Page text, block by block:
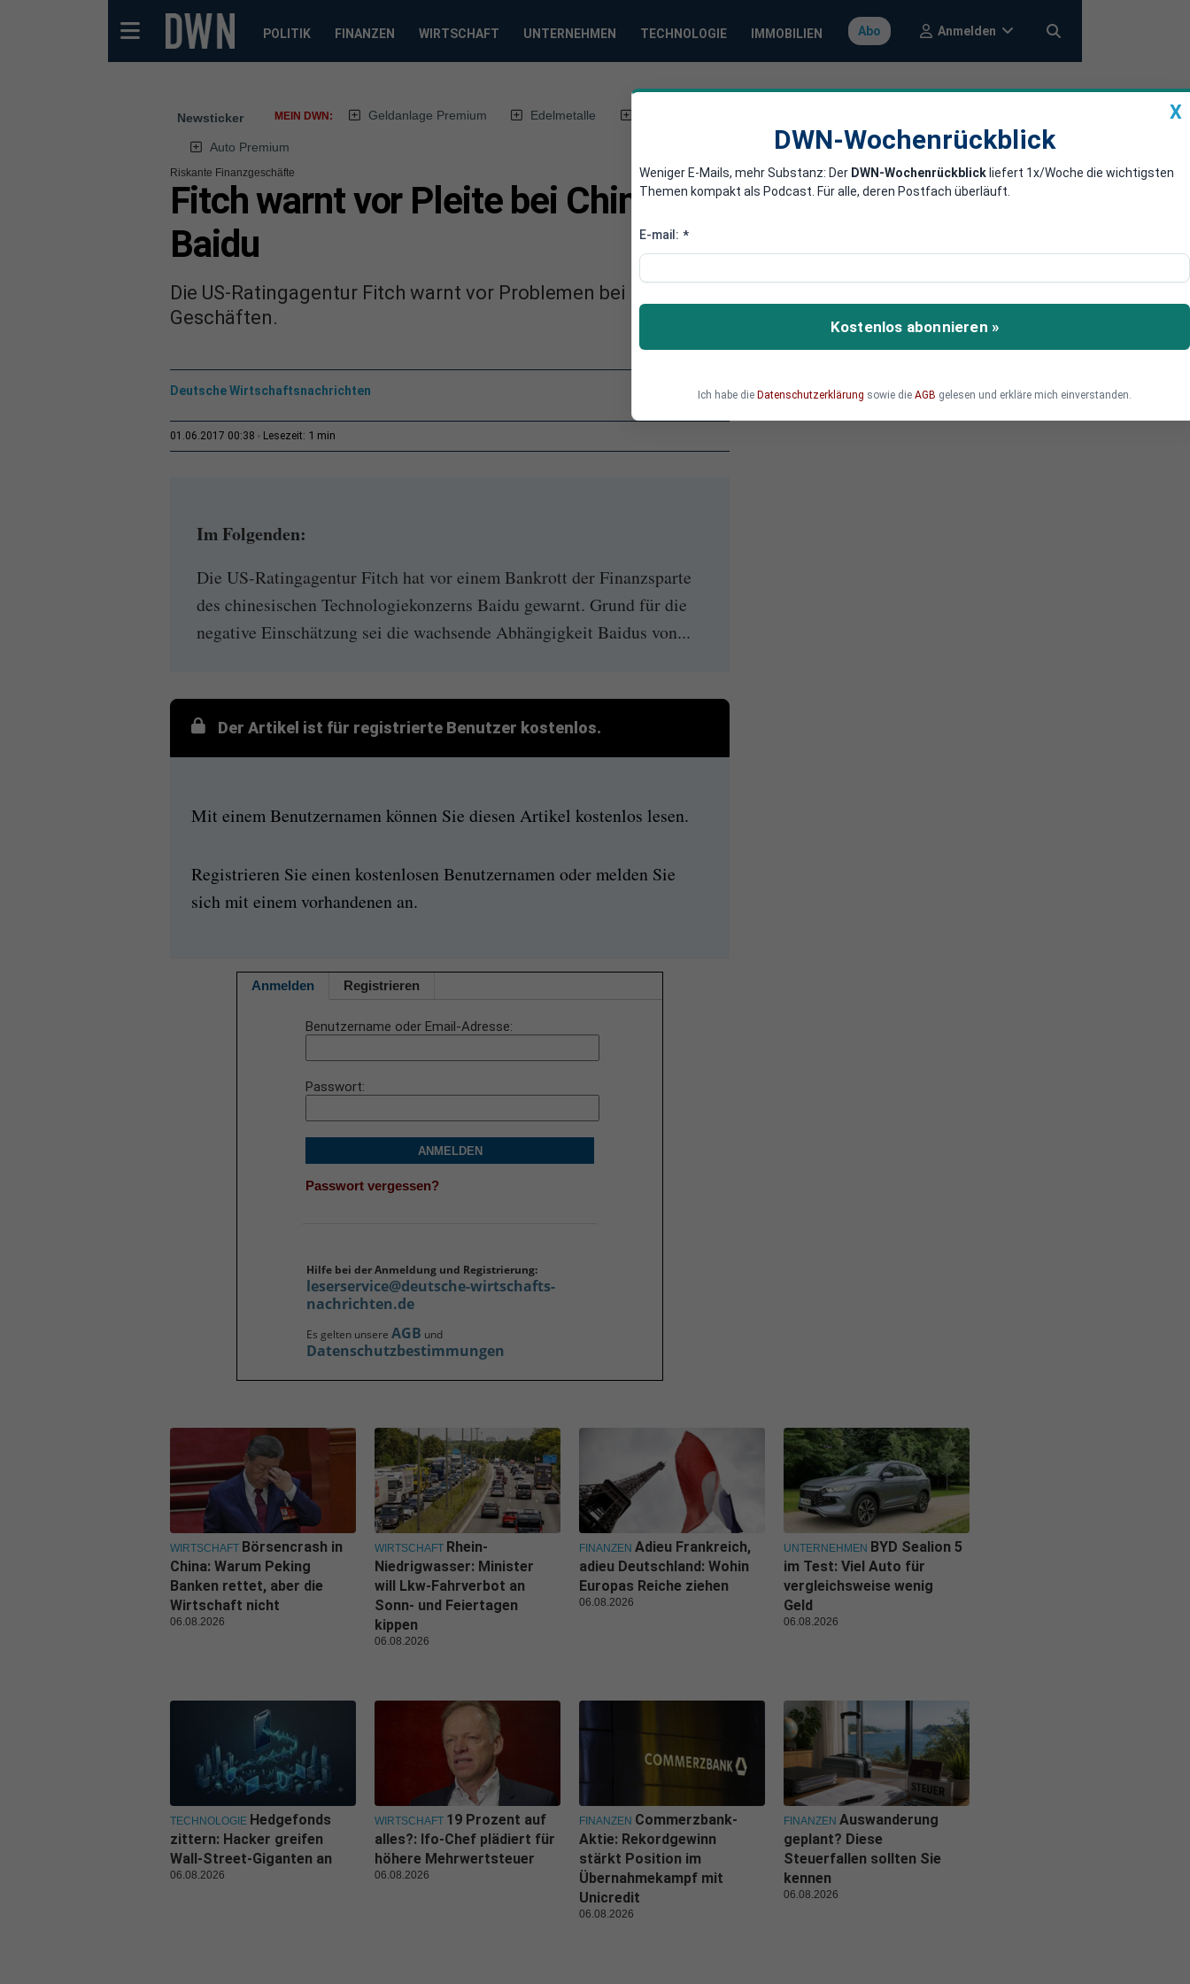
POLITIK FINANZEN WIRTSCHAFT UNTERNEHMEN TECHNOLOGIE IMMOBILIEN Abo Anmelden
Newsticker MEIN DWN: Geldanlage Premium Edelmetalle
Auto Premium
Riskante Finanzgeschäfte
Fitch warnt vor Pleite bei Chinas Technologie-Gigant
Baidu
Die US-Ratingagentur Fitch warnt vor Problemen bei Baidu in Zusammenhang mit Schattenbank-
Geschäften.
Deutsche Wirtschaftsnachrichten
01.06.2017 00:38 Lesezeit: 1 min
Im Folgenden:
Die US-Ratingagentur Fitch hat vor einem Bankrott der Finanzsparte
des chinesischen Technologiekonzerns Baidu gewarnt. Grund für die
negative Einschätzung sei die wachsende Abhängigkeit Baidus von...
Der Artikel ist für registrierte Benutzer kostenlos.
Mit einem Benutzernamen können Sie diesen Artikel kostenlos lesen.
Registrieren Sie einen kostenlosen Benutzernamen oder melden Sie
sich mit einem vorhandenen an.
Anmelden Registrieren
Benutzername oder Email-Adresse
Passwort
ANMELDEN
Passwort vergessen?
Hilfe bei der Anmeldung und Registrierung:
leserservice@deutsche-wirtschafts-
nachrichten.de
Es gelten unsere AGB und
Datenschutzbestimmungen
X
DWN-Wochenrückblick
Weniger E-Mails, mehr Substanz: Der DWN-Wochenrückblick liefert 1x/Woche die wichtigsten
Themen kompakt als Podcast. Für alle, deren Postfach überläuft.
E-mail: *
Kostenlos abonnieren »
Ich habe die Datenschutzerklärung sowie die AGB gelesen und erkläre mich einverstanden.
WIRTSCHAFT Börsencrash in
China: Warum Peking
Banken rettet, aber die
Wirtschaft nicht
06.08.2026
WIRTSCHAFT Rhein-
Niedrigwasser: Minister
will Lkw-Fahrverbot an
Sonn- und Feiertagen
kippen
06.08.2026
FINANZEN Adieu Frankreich,
adieu Deutschland: Wohin
Europas Reiche ziehen
06.08.2026
UNTERNEHMEN BYD Sealion 5
im Test: Viel Auto für
vergleichsweise wenig
Geld
06.08.2026
TECHNOLOGIE Hedgefonds
zittern: Hacker greifen
Wall-Street-Giganten an
06.08.2026
WIRTSCHAFT 19 Prozent auf
alles?: Ifo-Chef plädiert für
höhere Mehrwertsteuer
06.08.2026
FINANZEN Commerzbank-
Aktie: Rekordgewinn
stärkt Position im
Übernahmekampf mit
Unicredit
06.08.2026
FINANZEN Auswanderung
geplant? Diese
Steuerfallen sollten Sie
kennen
06.08.2026